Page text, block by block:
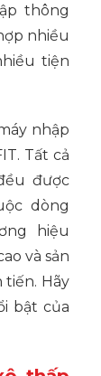
thông
nhiều
tiện
nhập
Tất cả
được
dòng
hiệu
và sản
Hãy
bật của